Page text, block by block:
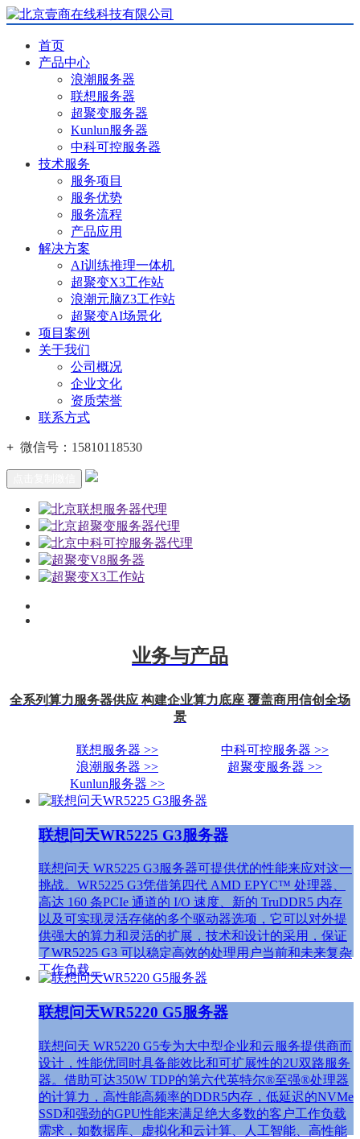
首页
产品中心
浪潮服务器
联想服务器
超聚变服务器
Kunlun服务器
中科可控服务器
技术服务
服务项目
服务优势
服务流程
产品应用
解决方案
AI训练推理一体机
超聚变X3工作站
浪潮元脑Z3工作站
超聚变AI场景化
项目案例
关于我们
公司概况
企业文化
资质荣誉
联系方式
+ 微信号： 15810118530
业务与产品
全系列算力服务器供应 构建企业算力底座 覆盖商用信创全场
景
联想服务器 >>
中科可控服务器 >>
浪潮服务器 >>
超聚变服务器 >>
Kunlun服务器 >>
联想问天WR5225 G3服务器
联想问天 WR5225 G3服务器可提供优的性能来应对这一
挑战。WR5225 G3凭借第四代 AMD EPYC™ 处理器、
高达 160 条PCIe 通道的 I/O 速度、新的 TruDDR5 内存
以及可实现灵活存储的多个驱动器选项，它可以对外提
供强大的算力和灵活的扩展，技术和设计的采用，保证
了WR5225 G3 可以稳定高效的处理用户当前和未来复杂
工作负载。
联想问天WR5220 G5服务器
联想问天 WR5220 G5专为大中型企业和云服务提供商而
设计，性能优同时具备能效比和可扩展性的2U双路服务
器。借助可达350W TDP的第六代英特尔®至强®处理器
的计算力，高性能高频率的DDR5内存，低延迟的NVMe
SSD和强劲的GPU性能来满足绝大多数的客户工作负载
需求，如数据库、虚拟化和云计算、人工智能、高性能